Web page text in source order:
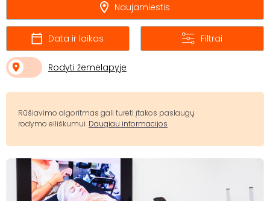
Naujamiestis
Data ir laikas Filtrai
Rodyti žemėlapyje
Rūšiavimo algoritmas gali turėti įtakos paslaugų
rodymo eiliškumui. Daugiau informacijos